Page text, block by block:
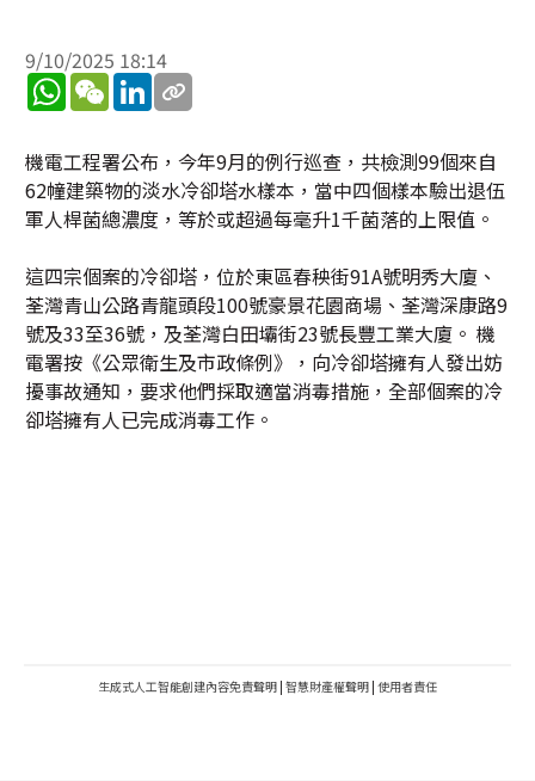
9/10/2025 18:14
WhatsApp
WeChatLinkedIn
機電工程署公布，今年9月的例行巡查，共檢測99個來自
62幢建築物的淡水冷卻塔水樣本，當中四個樣本驗出退伍
軍人桿菌總濃度，等於或超過每毫升1千菌落的上限值。
這四宗個案的冷卻塔，位於東區春秧街91A號明秀大廈、
荃灣青山公路青龍頭段100號豪景花園商場、荃灣深康路9
號及33至36號，及荃灣白田壩街23號長豐工業大廈。 機
電署按《公眾衛生及市政條例》，向冷卻塔擁有人發出妨
擾事故通知，要求他們採取適當消毒措施，全部個案的冷
卻塔擁有人已完成消毒工作。
生成式人工智能創建內容免責聲明 | 智慧財產權聲明 | 使用者責任